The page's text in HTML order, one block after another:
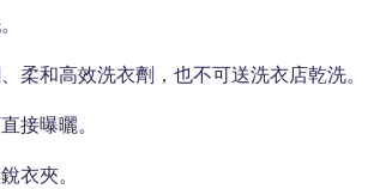
柔和高效洗衣劑，也不可送洗衣店乾洗。
接曝曬。
衣夾。